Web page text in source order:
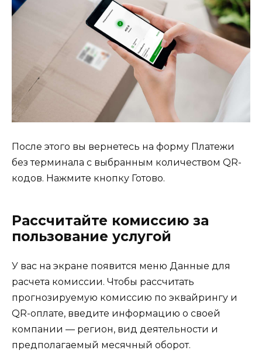
После этого вы вернетесь на форму Платежи
без терминала с выбранным количеством QR-
кодов. Нажмите кнопку Готово.
Рассчитайте комиссию за
пользование услугой
У вас на экране появится меню Данные для
расчета комиссии. Чтобы рассчитать
прогнозируемую комиссию по эквайрингу и
QR-оплате, введите информацию о своей
компании — регион, вид деятельности и
предполагаемый месячный оборот.